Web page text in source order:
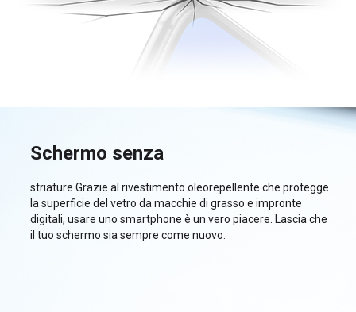
Schermo senza
striature Grazie al rivestimento oleorepellente che protegge
la superficie del vetro da macchie di grasso e impronte
digitali, usare uno smartphone è un vero piacere. Lascia che
il tuo schermo sia sempre come nuovo.